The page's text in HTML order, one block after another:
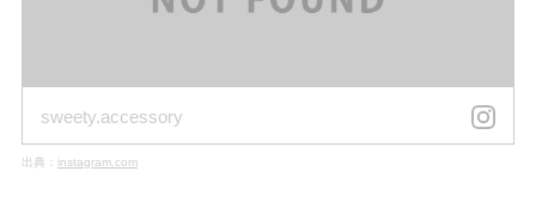
sweety.accessory
出典： instagram.com